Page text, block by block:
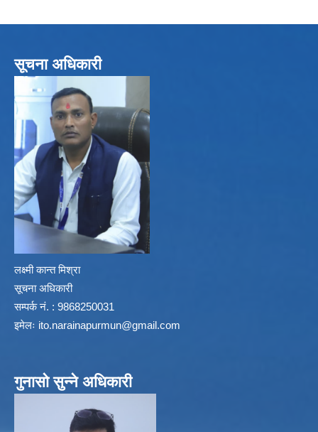
सूचना अधिकारी
लक्ष्मी कान्त मिश्रा
सूचना अधिकारी
सम्पर्क नं. : 9868250031
इमेलः ito.narainapurmun@gmail.com
गुनासो सुन्ने अधिकारी